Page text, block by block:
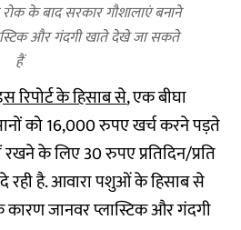
के बाद सरकार गौशालाएं बनाने
और गंदगी खाते देखे जा सकते
हैं
रिपोर्ट के हिसाब से, एक बीघा
को 16,000 रुपए खर्च करने पड़ते
के लिए 30 रुपए प्रतिदिन/प्रति
रही है. आवारा पशुओं के हिसाब से
कारण जानवर प्लास्टिक और गंदगी